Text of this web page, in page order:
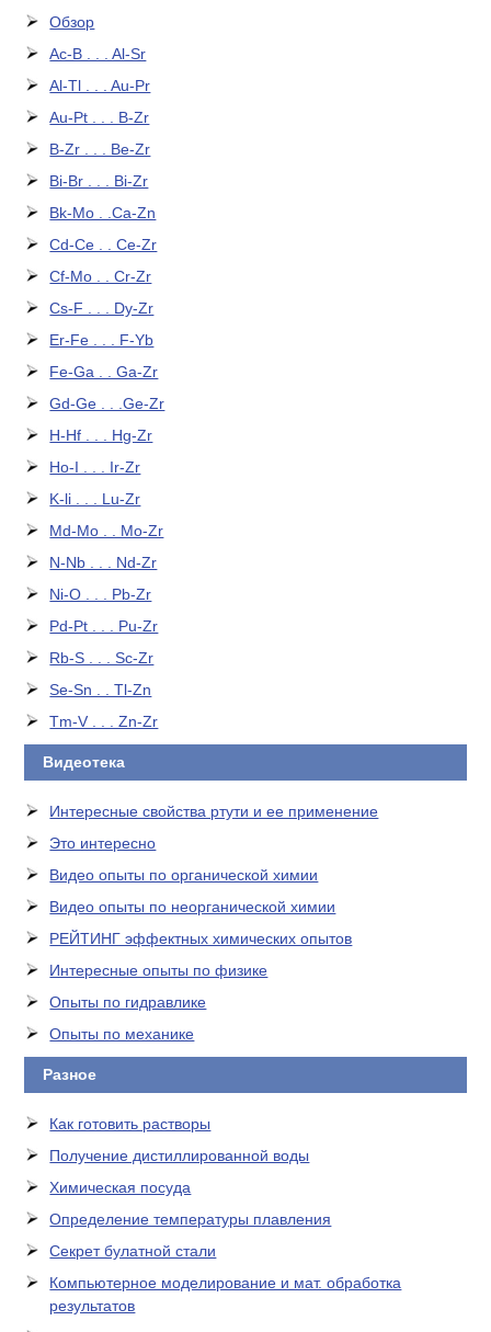
Обзор
Ac-B . . . Al-Sr
Al-Tl . . . Au-Pr
Au-Pt . . . B-Zr
B-Zr . . . Be-Zr
Bi-Br . . . Bi-Zr
Bk-Mo . .Ca-Zn
Cd-Ce . . Ce-Zr
Cf-Mo . . Cr-Zr
Cs-F . . . Dy-Zr
Er-Fe . . . F-Yb
Fe-Ga . . Ga-Zr
Gd-Ge . . .Ge-Zr
H-Hf . . . Hg-Zr
Ho-I . . . Ir-Zr
K-li . . . Lu-Zr
Md-Mo . . Mo-Zr
N-Nb . . . Nd-Zr
Ni-O . . . Pb-Zr
Pd-Pt . . . Pu-Zr
Rb-S . . . Sc-Zr
Se-Sn . . Tl-Zn
Tm-V . . . Zn-Zr
Видеотека
Интересные свойства ртути и ее применение
Это интересно
Видео опыты по органической химии
Видео опыты по неорганической химии
РЕЙТИНГ эффектных химических опытов
Интересные опыты по физике
Опыты по гидравлике
Опыты по механике
Разное
Как готовить растворы
Получение дистиллированной воды
Химическая посуда
Определение температуры плавления
Секрет булатной стали
Компьютерное моделирование и мат. обработка
результатов